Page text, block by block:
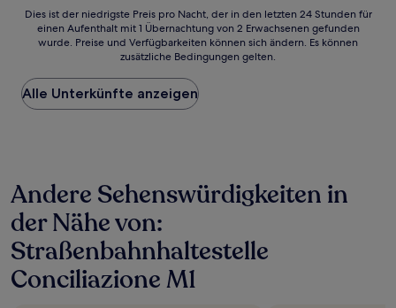
Dies
der
Preis
pro
Nacht,
24 Stunden
für
einen
Aufenthalt
mit
1 Übernachtung
von
Dies ist der niedrigste Preis pro Nacht, der in den letzten 24 Stunden für
einen Aufenthalt mit 1 Übernachtung von 2 Erwachsenen gefunden
wurde. Preise und Verfügbarkeiten können sich ändern. Es können
zusätzliche Bedingungen gelten.
Alle Unterkünfte anzeigen
Andere Sehenswürdigkeiten in
der Nähe von:
Straßenbahnhaltestelle
Conciliazione M1